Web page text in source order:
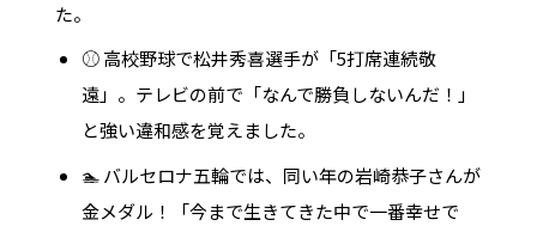
た。
⚾ 高校野球で松井秀喜選手が「5打席連続敬
遠」。テレビの前で「なんで勝負しないんだ！」
と強い違和感を覚えました。
🏊 バルセロナ五輪では、同い年の岩崎恭子さんが
金メダル！「今まで生きてきた中で一番幸せで